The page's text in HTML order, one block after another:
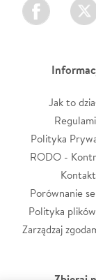
Jak to
Polityka
RODO -
Kontakt
Porównanie
Polityka
Zarządzaj